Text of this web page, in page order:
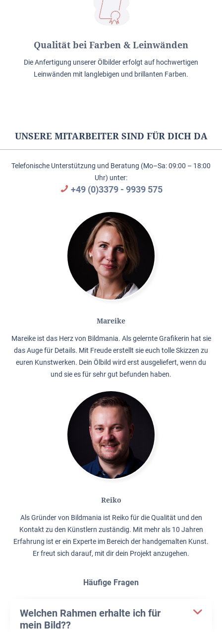
Qualität bei Farben & Leinwänden
Die Anfertigung unserer Ölbilder erfolgt auf hochwertigen
Leinwänden mit langlebigen und brillanten Farben.
UNSERE MITARBEITER SIND FÜR DICH DA
Telefonische Unterstützung und Beratung (Mo–Sa: 09:00 – 18:00
Uhr) unter:
+49 (0)3379 - 9939 575
Mareike
Mareike ist das Herz von Bildmania. Als gelernte Grafikerin hat sie
das Auge für Details. Mit Freude erstellt sie euch tolle Skizzen zu
euren Kunstwerken. Dein Ölbild wird erst ausgeliefert, wenn du
und sie es für sehr gut befunden haben.
Reiko
Als Gründer von Bildmania ist Reiko für die Qualität und den
Kontakt zu den Künstlern zuständig. Mit mehr als 10 Jahren
Erfahrung ist er ein Experte im Bereich der handgemalten Kunst.
Er freut sich darauf, mit dir dein Projekt anzugehen.
Häufige Fragen
Welchen Rahmen erhalte ich für
mein Bild??